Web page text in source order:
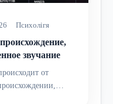
Психолігя
звучание
от